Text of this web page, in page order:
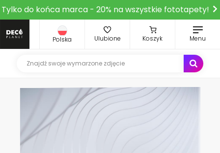
Tylko do końca marca - 20% na wszystkie fototapety!
Polska Ulubione Koszyk Menu